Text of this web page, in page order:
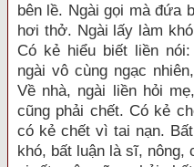
bên lề. Ngài gọi mà đứa
hơi thở. Ngài lấy làm
Có kẻ hiểu biết liền
ngài vô cùng ngạc
Về nhà, ngài liền hỏi
cũng phải chết. Có kẻ
có kẻ chết vì tai nạn.
khó, bất luận là sĩ, nông,